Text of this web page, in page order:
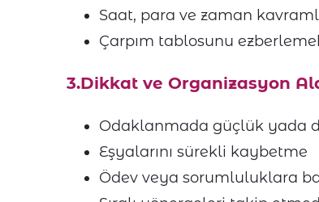
Saat, para ve zaman
Çarpım tablosunu
3.Dikkat ve Organizasyon
Odaklanmada güçlük yada
Eşyalarını sürekli kaybetme
Ödev veya sorumluluklara